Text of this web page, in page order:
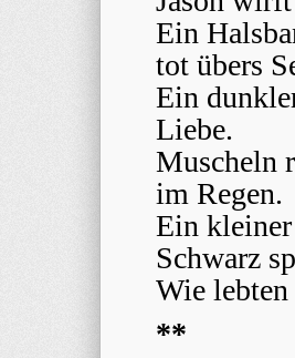
Ein
tot übers
Ein
Liebe.
Muscheln
im Regen.
Ein
Schwarz
Wie
**